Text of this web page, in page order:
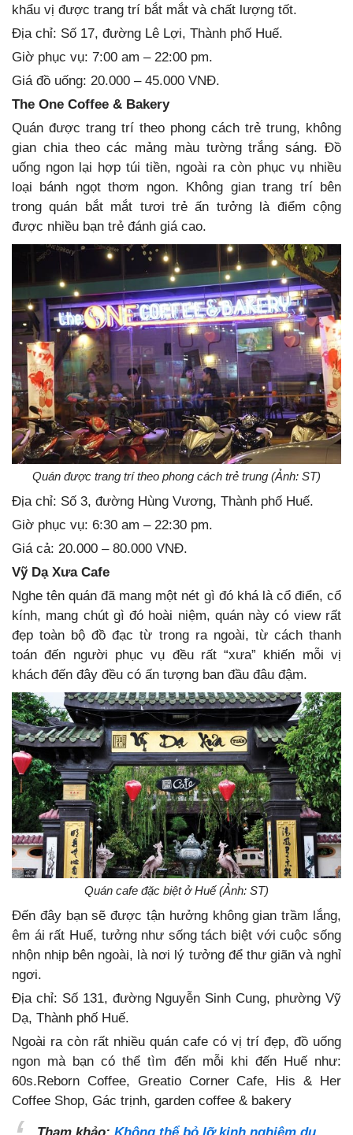
khẩu vị được trang trí bắt mắt và chất lượng tốt.
Địa chỉ: Số 17, đường Lê Lợi, Thành phố Huế.
Giờ phục vụ: 7:00 am – 22:00 pm.
Giá đồ uống: 20.000 – 45.000 VNĐ.
The One Coffee & Bakery
Quán được trang trí theo phong cách trẻ trung, không
gian chia theo các mảng màu tường trắng sáng. Đồ
uống ngon lại hợp túi tiền, ngoài ra còn phục vụ nhiều
loại bánh ngọt thơm ngon. Không gian trang trí bên
trong quán bắt mắt tươi trẻ ấn tưởng là điểm cộng
được nhiều bạn trẻ đánh giá cao.
Quán được trang trí theo phong cách trẻ trung (Ảnh: ST)
Địa chỉ: Số 3, đường Hùng Vương, Thành phố Huế.
Giờ phục vụ: 6:30 am – 22:30 pm.
Giá cả: 20.000 – 80.000 VNĐ.
Vỹ Dạ Xưa Cafe
Nghe tên quán đã mang một nét gì đó khá là cổ điển, cổ
kính, mang chút gì đó hoài niệm, quán này có view rất
đẹp toàn bộ đồ đạc từ trong ra ngoài, từ cách thanh
toán đến người phục vụ đều rất “xưa” khiến mỗi vị
khách đến đây đều có ấn tượng ban đầu đâu đậm.
Quán cafe đặc biệt ở Huế (Ảnh: ST)
Đến đây bạn sẽ được tận hưởng không gian trầm lắng,
êm ái rất Huế, tưởng như sống tách biệt với cuộc sống
nhộn nhịp bên ngoài, là nơi lý tưởng để thư giãn và nghỉ
ngơi.
Địa chỉ: Số 131, đường Nguyễn Sinh Cung, phường Vỹ
Dạ, Thành phố Huế.
Ngoài ra còn rất nhiều quán cafe có vị trí đẹp, đồ uống
ngon mà bạn có thể tìm đến mỗi khi đến Huế như:
60s.Reborn Coffee, Greatio Corner Cafe, His & Her
Coffee Shop, Gác trịnh, garden coffee & bakery
Tham khảo: Không thể bỏ lỡ kinh nghiệm du